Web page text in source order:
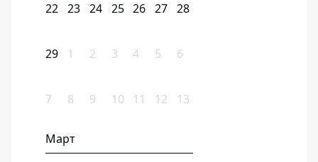
22 23 24 25 26 27 28
29 1 2 3 4 5 6
7 8 9 10 11 12 13
Март